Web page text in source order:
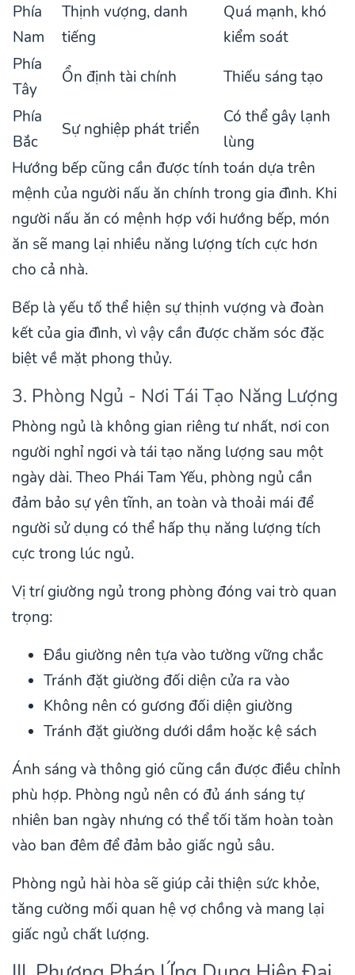
Phía
Nam
Thịnh vượng, danh
tiếng
Quá mạnh, khó
kiểm soát
Phía
Tây
Ổn định tài chính
Thiếu sáng tạo
Phía
Bắc
Sự nghiệp phát triển
Có thể gây lạnh
lùng
Hướng bếp cũng cần được tính toán dựa trên
mệnh của người nấu ăn chính trong gia đình. Khi
người nấu ăn có mệnh hợp với hướng bếp, món
ăn sẽ mang lại nhiều năng lượng tích cực hơn
cho cả nhà.
Bếp là yếu tố thể hiện sự thịnh vượng và đoàn
kết của gia đình, vì vậy cần được chăm sóc đặc
biệt về mặt phong thủy.
3. Phòng Ngủ - Nơi Tái Tạo Năng Lượng
Phòng ngủ là không gian riêng tư nhất, nơi con
người nghỉ ngơi và tái tạo năng lượng sau một
ngày dài. Theo Phái Tam Yếu, phòng ngủ cần
đảm bảo sự yên tĩnh, an toàn và thoải mái để
người sử dụng có thể hấp thụ năng lượng tích
cực trong lúc ngủ.
Vị trí giường ngủ trong phòng đóng vai trò quan
trọng:
Đầu giường nên tựa vào tường vững chắc
Tránh đặt giường đối diện cửa ra vào
Không nên có gương đối diện giường
Tránh đặt giường dưới dầm hoặc kệ sách
Ánh sáng và thông gió cũng cần được điều chỉnh
phù hợp. Phòng ngủ nên có đủ ánh sáng tự
nhiên ban ngày nhưng có thể tối tăm hoàn toàn
vào ban đêm để đảm bảo giấc ngủ sâu.
Phòng ngủ hài hòa sẽ giúp cải thiện sức khỏe,
tăng cường mối quan hệ vợ chồng và mang lại
giấc ngủ chất lượng.